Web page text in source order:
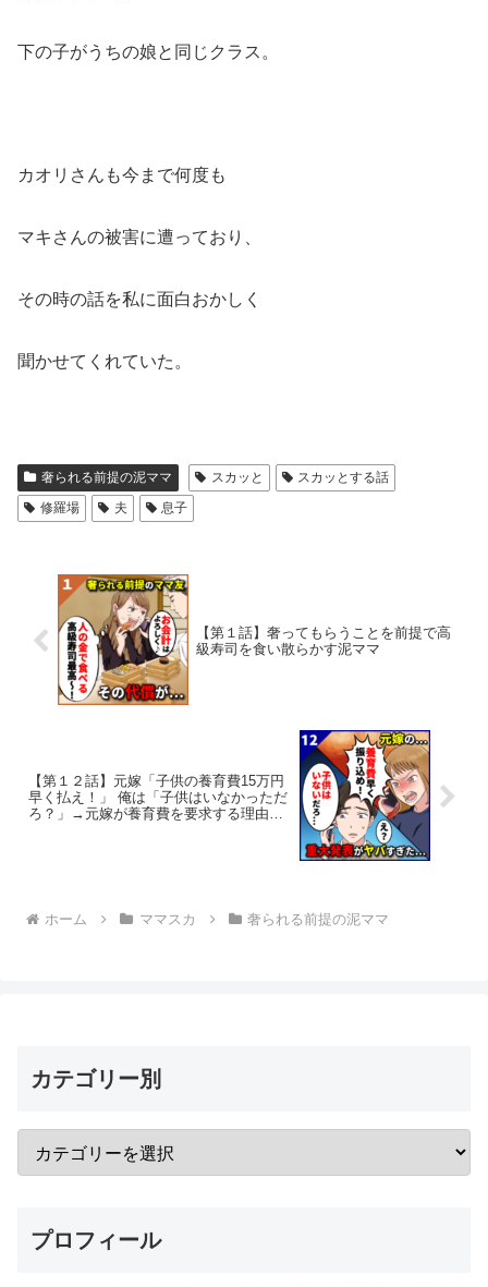
下の子がうちの娘と同じクラス。
カオリさんも今まで何度も
マキさんの被害に遭っており、
その時の話を私に面白おかしく
聞かせてくれていた。
奢られる前提の泥ママ スカッと
スカッとする話
修羅場
夫 息子
【第１話】奢ってもらうことを前提で高
級寿司を食い散らかす泥ママ
【第１２話】元嫁「子供の養育費15万円
早く払え！」 俺は「子供はいなかっただ
ろ？」→元嫁が養育費を要求する理由
ホーム ママスカ 奢られる前提の泥ママ
カテゴリー別
プロフィール